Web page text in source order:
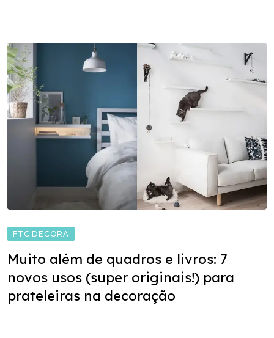
FTC DECORA
Muito além de quadros e livros: 7
novos usos (super originais!) para
prateleiras na decoração